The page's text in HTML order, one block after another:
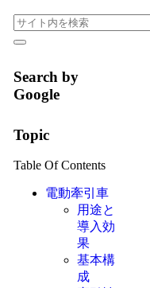
Search by
Google
Topic
Table Of Contents
電動牽引車
用途と
導入効
果
基本構
成